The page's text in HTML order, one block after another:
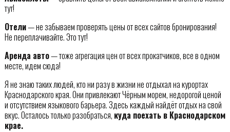
тут!
Отели— не забываем проверять цены от всех сайтов бронирования!
Не переплачивайте. Это тут!
Аренда авто— тоже агрегация цен от всех прокатчиков, все в одном
месте, идем сюда!
Я не знаю таких людей, кто ни разу в жизни не отдыхал на курортах
Краснодарского края. Они привлекают Чёрным морем, недорогой ценой
и отсутствием языкового барьера. Здесь каждый найдёт отдых на свой
вкус. Осталось только разобраться, куда поехать в Краснодарском
крае.